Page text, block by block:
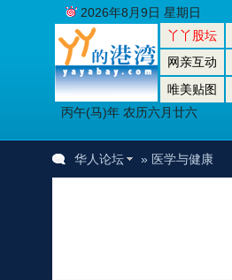
丫丫股坛
网亲互动
唯美贴图
丙午(马)年 农历六月廿六
2026年8月9日 星期日
华人论坛 » 医学与健康